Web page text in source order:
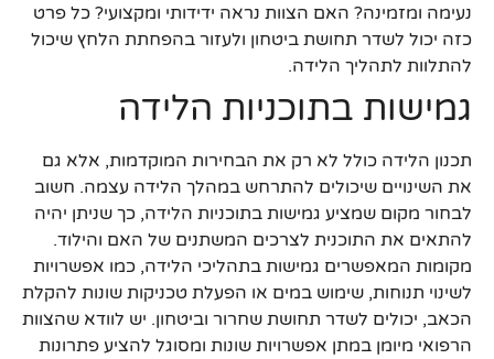
נעימה ומזמינה? האם הצוות נראה ידידותי ומקצועי? כל פרט
כזה יכול לשדר תחושת ביטחון ולעזור בהפחתת הלחץ שיכול
להתלוות לתהליך הלידה.
גמישות בתוכניות הלידה
תכנון הלידה כולל לא רק את הבחירות המוקדמות, אלא גם
את השינויים שיכולים להתרחש במהלך הלידה עצמה. חשוב
לבחור מקום שמציע גמישות בתוכניות הלידה, כך שניתן יהיה
להתאים את התוכנית לצרכים המשתנים של האם והילוד.
מקומות המאפשרים גמישות בתהליכי הלידה, כמו אפשרויות
לשינוי תנוחות, שימוש במים או הפעלת טכניקות שונות להקלת
הכאב, יכולים לשדר תחושת שחרור וביטחון. יש לוודא שהצוות
הרפואי מיומן במתן אפשרויות שונות ומסוגל להציע פתרונות